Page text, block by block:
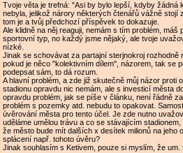
Tvoje věta je trefná: "Asi by bylo lepší, kdyby žádná
nebyla, jelikož nárory některých čtenářů vážně stojí
tom je a tvůj předchozí příspěvek to dokazuje.
Ale klidně na něj reaguji, nemám s tím problém, máš
sportovní typ, no každý jsme nějaký, ale tvoje
nízké.
Jinak se schovávat za partajní sterjnokroj rozhodně
pokud je něco "kolektivním dílem", názorem, tak se
podepsat sám, to dá rozum.
A hlavní problém, a zde již skutečně můj názor proti
stadionu opravdu nic nemám, ale s investicí města
opravdu problém, jak se píše v článku, není řádně
problém s pozemky atd. nebudu to opakovat.
úvěrování města pro tento účel. Je zde nutno
uděláme umělou trávu a co se stávajícím
že město bude mít dalších x desítek milionů na jeho
splácení např. tohoto úvěru?
Jinak souhlasím s Ketivem, pouze si myslím, že